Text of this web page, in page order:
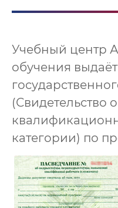
Учебный центр
обучения
(Свидетельство
категории) по